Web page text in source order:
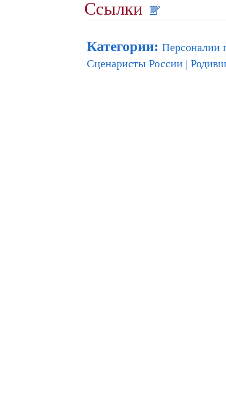
Ссылки
Категории: Персоналии
Сценаристы России |